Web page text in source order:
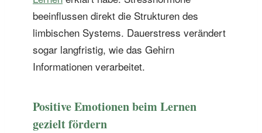
beeinflussen direkt die Strukturen des
limbischen Systems. Dauerstress verändert
sogar langfristig, wie das Gehirn
Informationen verarbeitet.
Positive Emotionen beim Lernen
gezielt fördern